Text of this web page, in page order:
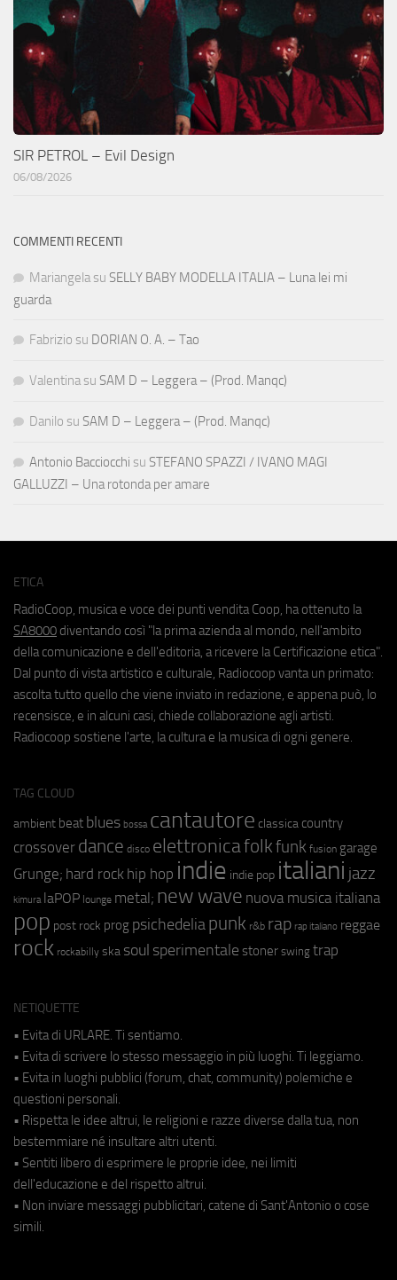
SIR PETROL – Evil Design
06/08/2026
COMMENTI RECENTI
Mariangela su SELLY BABY MODELLA ITALIA – Luna lei mi
guarda
Fabrizio su DORIAN O. A. – Tao
Valentina su SAM D – Leggera – (Prod. Manqc)
Danilo su SAM D – Leggera – (Prod. Manqc)
Antonio Bacciocchi su STEFANO SPAZZI / IVANO MAGI
GALLUZZI – Una rotonda per amare
ETICA
RadioCoop, musica e voce dei punti vendita Coop, ha ottenuto la
SA8000 diventando così "la prima azienda al mondo, nell'ambito
della comunicazione e dell'editoria, a ricevere la Certificazione etica".
Dal punto di vista artistico e culturale, Radiocoop vanta un primato:
ascolta tutto quello che viene inviato in redazione, e appena può, lo
recensisce, e in alcuni casi, chiede collaborazione agli artisti.
Radiocoop sostiene l'arte, la cultura e la musica di ogni genere.
TAG CLOUD
ambient beat blues bossa cantautore classica country
crossover dance disco elettronicafolkfunk fusion garage
Grunge; hard rock hip hop indie indie pop italiani jazz
kimura laPOP lounge metal; new wave nuova musica italiana
pop post rock prog psichedeliapunk r&b rap rap italiano reggae
rock rockabilly ska soul sperimentale stoner swing trap
NETIQUETTE
• Evita di URLARE. Ti sentiamo.
• Evita di scrivere lo stesso messaggio in più luoghi. Ti leggiamo.
• Evita in luoghi pubblici (forum, chat, community) polemiche e
questioni personali.
• Rispetta le idee altrui, le religioni e razze diverse dalla tua, non
bestemmiare né insultare altri utenti.
• Sentiti libero di esprimere le proprie idee, nei limiti
dell'educazione e del rispetto altrui.
• Non inviare messaggi pubblicitari, catene di Sant'Antonio o cose
simili.